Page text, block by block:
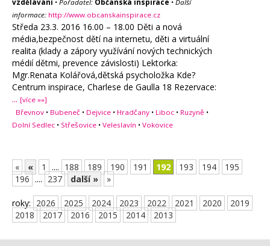
vzdělávání • Pořadatel: Občanská inspirace • Další
informace: http://www.obcanskainspirace.cz
Středa 23.3. 2016 16.00 – 18.00 Děti a nová
média,bezpečnost dětí na internetu, děti a virtuální
realita (klady a zápory využívání nových technických
médií dětmi, prevence závislosti) Lektorka:
Mgr.Renata Kolářová,dětská psycholožka Kde?
Centrum inspirace, Charlese de Gaulla 18 Rezervace:
... [více »»]
Břevnov • Bubeneč • Dejvice • Hradčany • Liboc • Ruzyně •
Dolní Sedlec • Střešovice • Veleslavín • Vokovice
« « 1 .... 188 189 190 191 192 193 194
195
196 .... 237 další » »
roky: 2026 2025 2024 2023 2022 2021 2020
2019
2018
2017 2016 2015 2014 2013